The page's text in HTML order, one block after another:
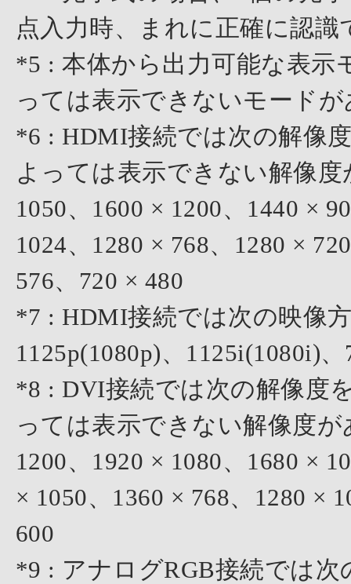
点入力時、まれに正確に認
*5 : 本体から出力可能な表示
っては表示できないモード
*6 : HDMI接続では次の解像
よっては表示できない解像度
1050、1600 × 1200、1440 ×
1024、1280 × 768、1280 ×
576、720 × 480
*7 : HDMI接続では次の映像
1125p(1080p)、1125i(1080i)
*8 : DVI接続では次の解像度
っては表示できない解像度が
1200、1920 × 1080、1680 ×
× 1050、1360 × 768、1280 ×
600
*9 : アナログRGB接続では